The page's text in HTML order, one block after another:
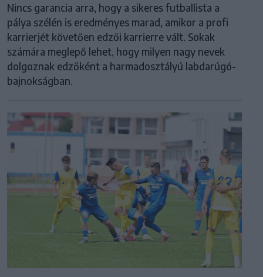
Nincs garancia arra, hogy a sikeres futballista a
pálya szélén is eredményes marad, amikor a profi
karrierjét követően edzői karrierre vált. Sokak
számára meglepő lehet, hogy milyen nagy nevek
dolgoznak edzőként a harmadosztályú labdarúgó-
bajnokságban.